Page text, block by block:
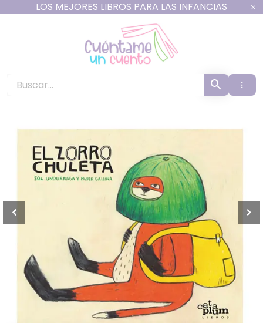
LOS MEJORES LIBROS PARA LAS INFANCIAS
Cuéntame un